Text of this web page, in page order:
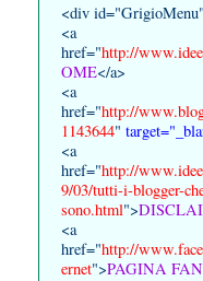
<div
<a
href="http://
OME</a>
<a
href="http://
1143644"
<a
href="http://
9/03/tutti-i-blogger-
sono.html">
<a
href="http://
ernet">PAGINA FAN